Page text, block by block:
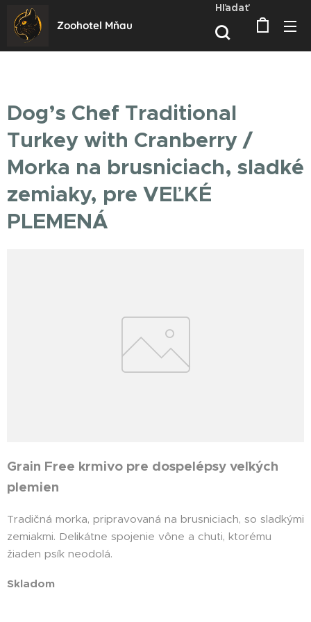
Zoohotel Mňau
Hľadať
Dog’s Chef Traditional
Turkey with Cranberry /
Morka na brusniciach, sladké
zemiaky, pre VEĽKÉ
PLEMENÁ
Grain Free krmivo pre dospelépsy veľkých
plemien
Tradičná morka, pripravovaná na brusniciach, so sladkými
zemiakmi. Delikátne spojenie vône a chuti, ktorému
žiaden psík neodolá.
Skladom